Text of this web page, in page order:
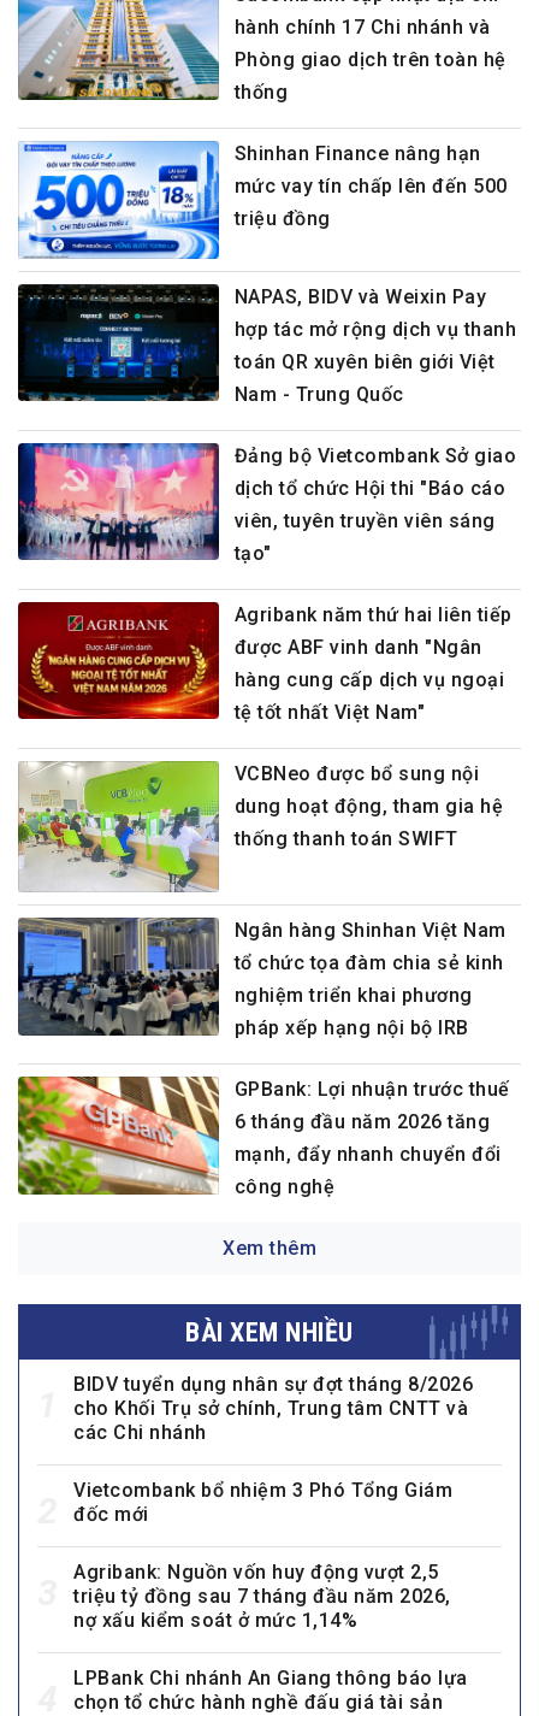
hành chính 17 Chi nhánh và
Phòng giao dịch trên toàn hệ
thống
Shinhan Finance nâng hạn
mức vay tín chấp lên đến 500
triệu đồng
NAPAS, BIDV và Weixin Pay
hợp tác mở rộng dịch vụ thanh
toán QR xuyên biên giới Việt
Nam - Trung Quốc
Đảng bộ Vietcombank Sở giao
dịch tổ chức Hội thi "Báo cáo
viên, tuyên truyền viên sáng
tạo"
Agribank năm thứ hai liên tiếp
được ABF vinh danh "Ngân
hàng cung cấp dịch vụ ngoại
tệ tốt nhất Việt Nam"
VCBNeo được bổ sung nội
dung hoạt động, tham gia hệ
thống thanh toán SWIFT
Ngân hàng Shinhan Việt Nam
tổ chức tọa đàm chia sẻ kinh
nghiệm triển khai phương
pháp xếp hạng nội bộ IRB
GPBank: Lợi nhuận trước thuế
6 tháng đầu năm 2026 tăng
mạnh, đẩy nhanh chuyển đổi
công nghệ
Xem thêm
BÀI XEM NHIỀU
BIDV tuyển dụng nhân sự đợt tháng 8/2026
cho Khối Trụ sở chính, Trung tâm CNTT và
các Chi nhánh
Vietcombank bổ nhiệm 3 Phó Tổng Giám
đốc mới
Agribank: Nguồn vốn huy động vượt 2,5
triệu tỷ đồng sau 7 tháng đầu năm 2026,
nợ xấu kiểm soát ở mức 1,14%
LPBank Chi nhánh An Giang thông báo lựa
chọn tổ chức hành nghề đấu giá tài sản